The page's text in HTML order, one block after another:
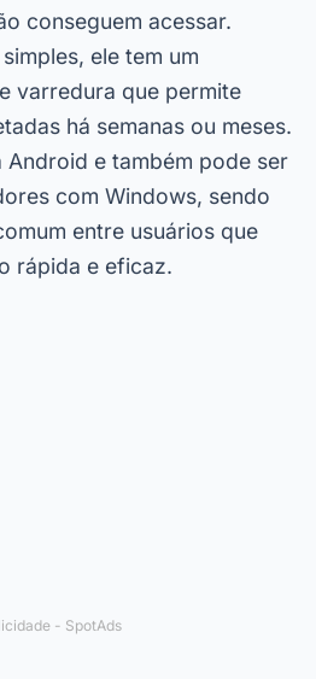
conseguem acessar.
ele tem um
varredura que permite
há semanas ou meses.
Android e também pode ser
com Windows, sendo
entre usuários que
rápida e eficaz.
- SpotAds